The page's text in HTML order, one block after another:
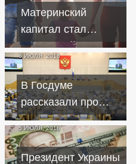
Материнский
капитал стал
проблемой для
рефинансирования
ипотечных кредитов
6 ИЮЛЯ, 2018
В Госдуме
рассказали про
свои зарплаты и
пенсии
5 ИЮЛЯ, 2018
Президент Украины